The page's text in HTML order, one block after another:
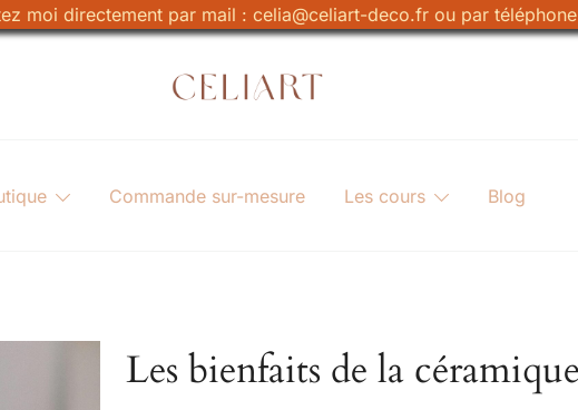
moi directement par mail : celia@celiart-deco.fr ou par
Commande sur-mesure Les cours Blog
Les bienfaits de la céramique